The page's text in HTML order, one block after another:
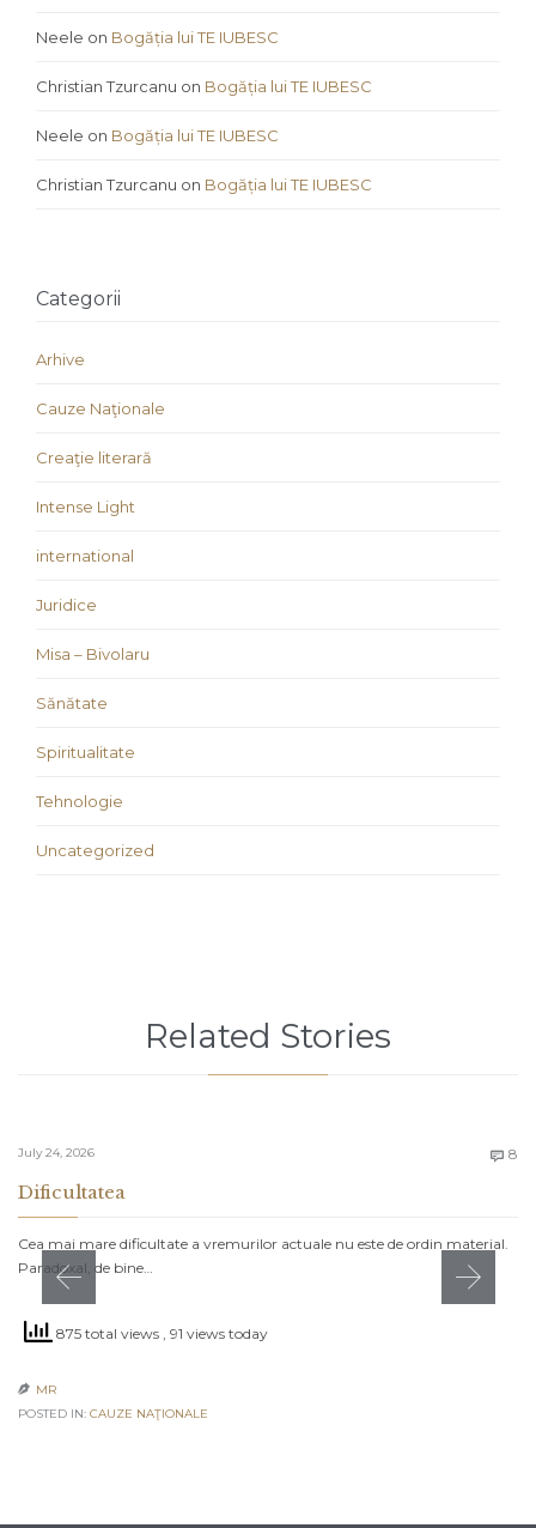
Neele on Bogăția lui TE IUBESC
Christian Tzurcanu on Bogăția lui TE IUBESC
Neele on Bogăția lui TE IUBESC
Christian Tzurcanu on Bogăția lui TE IUBESC
Categorii
Arhive
Cauze Naţionale
Creaţie literară
Intense Light
international
Juridice
Misa – Bivolaru
Sănătate
Spiritualitate
Tehnologie
Uncategorized
Related Stories
July 24, 2026  8
Dificultatea
Cea mai mare dificultate a vremurilor actuale nu este de ordin material.
Paradoxal, de bine…
875 total views , 91 views today
 MR
POSTED IN: CAUZE NAŢIONALE